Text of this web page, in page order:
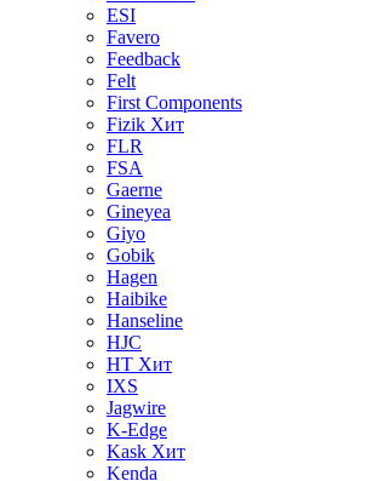
ESI
Favero
Feedback
Felt
First Components
Fizik Хит
FLR
FSA
Gaerne
Gineyea
Giyo
Gobik
Hagen
Haibike
Hanseline
HJC
HT Хит
IXS
Jagwire
K-Edge
Kask Хит
Kenda